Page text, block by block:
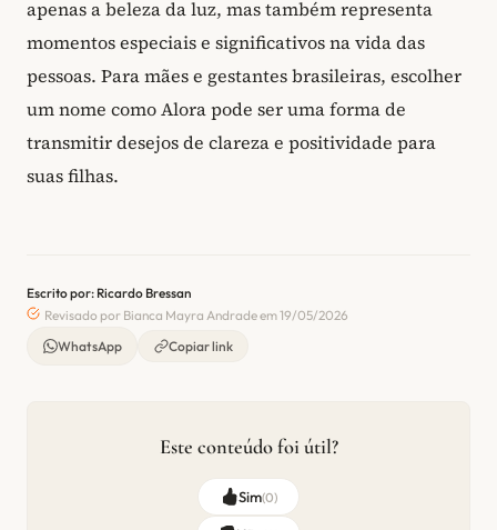
apenas a beleza da luz, mas também representa
momentos especiais e significativos na vida das
pessoas. Para mães e gestantes brasileiras, escolher
um nome como Alora pode ser uma forma de
transmitir desejos de clareza e positividade para
suas filhas.
Escrito por: Ricardo Bressan
Revisado por Bianca Mayra Andrade em 19/05/2026
WhatsApp
Copiar link
Este conteúdo foi útil?
Sim(0)